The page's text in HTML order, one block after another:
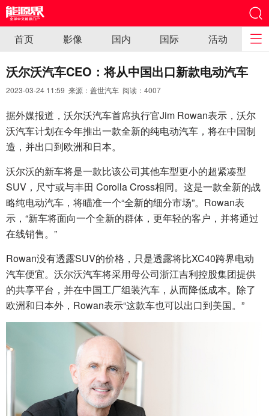
首页 影像 国内 国际 活动
沃尔沃汽车CEO：将从中国出口新款电动汽车
2023-03-24 11:59 来源：盖世汽车 阅读： 4007
据外媒报道，沃尔沃汽车首席执行官Jim Rowan表示，沃尔
沃汽车计划在今年推出一款全新的纯电动汽车，将在中国制
造，并出口到欧洲和日本。
沃尔沃的新车将是一款比该公司其他车型更小的超紧凑型
SUV，尺寸或与丰田 Corolla Cross相同。这是一款全新的战
略纯电动汽车，将瞄准一个“全新的细分市场”。Rowan表
示，“新车将面向一个全新的群体，更年轻的客户，并将通过
在线销售。”
Rowan没有透露SUV的价格，只是透露将比XC40跨界电动
汽车便宜。沃尔沃汽车将采用母公司浙江吉利控股集团提供
的共享平台，并在中国工厂组装汽车，从而降低成本。除了
欧洲和日本外，Rowan表示“这款车也可以出口到美国。”